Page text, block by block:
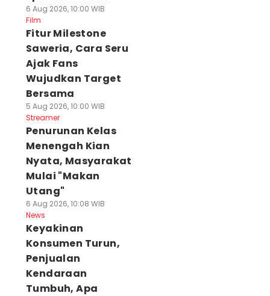
6 Aug 2026, 10:00 WIB
Film
Fitur Milestone
Saweria, Cara Seru
Ajak Fans
Wujudkan Target
Bersama
5 Aug 2026, 10:00 WIB
Streamer
Penurunan Kelas
Menengah Kian
Nyata, Masyarakat
Mulai "Makan
Utang"
6 Aug 2026, 10:08 WIB
News
Keyakinan
Konsumen Turun,
Penjualan
Kendaraan
Tumbuh, Apa